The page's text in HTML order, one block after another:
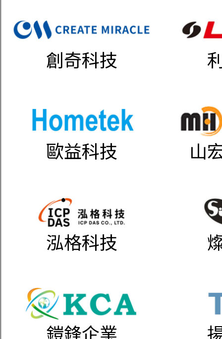
創奇科技
歐益科技 山
泓格科技
鎧鋒企業